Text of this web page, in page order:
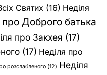
Святих (16) Неділя
про Доброго батька
про Закхея (17)
(17) Неділя про
розслабленого (12) Неділя